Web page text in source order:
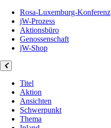
Rosa-Luxemburg-Konferenz
jW-Prozess
Aktionsbüro
Genossenschaft
jW-Shop
Titel
Aktion
Ansichten
Schwerpunkt
Thema